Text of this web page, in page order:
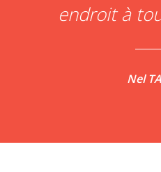
endroit à
Nel